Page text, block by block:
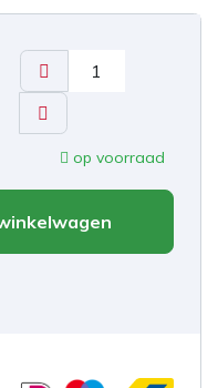
op voorraad